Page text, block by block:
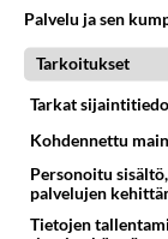
millainen se
1 Äänestä
2026-05-20
Olisi kauhean
Palvelu ja sen
Tarkoitukset
Tarkat
Kohdennettu
Personoitu
palvelujen
Tietojen